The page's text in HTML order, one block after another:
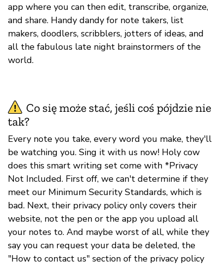
app where you can then edit, transcribe, organize,
and share. Handy dandy for note takers, list
makers, doodlers, scribblers, jotters of ideas, and
all the fabulous late night brainstormers of the
world.
Co się może stać, jeśli coś pójdzie nie
tak?
Every note you take, every word you make, they'll
be watching you. Sing it with us now! Holy cow
does this smart writing set come with *Privacy
Not Included. First off, we can't determine if they
meet our Minimum Security Standards, which is
bad. Next, their privacy policy only covers their
website, not the pen or the app you upload all
your notes to. And maybe worst of all, while they
say you can request your data be deleted, the
"How to contact us" section of the privacy policy